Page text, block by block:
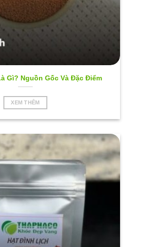
Gì? Nguồn Gốc Và Đặc Điểm
XEM THÊM